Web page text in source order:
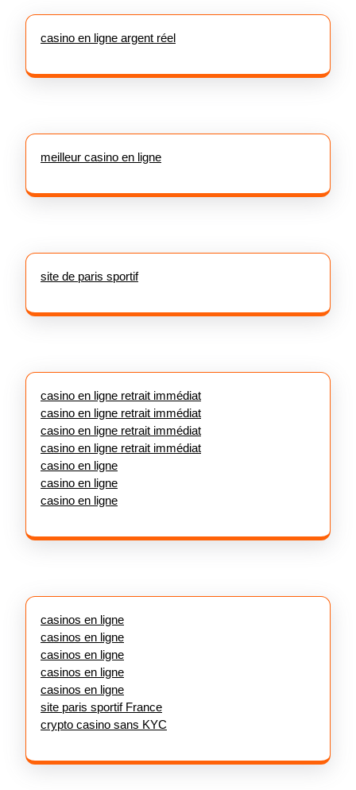
casino en ligne argent réel
meilleur casino en ligne
site de paris sportif
casino en ligne retrait immédiat
casino en ligne retrait immédiat
casino en ligne retrait immédiat
casino en ligne retrait immédiat
casino en ligne
casino en ligne
casino en ligne
casinos en ligne
casinos en ligne
casinos en ligne
casinos en ligne
casinos en ligne
site paris sportif France
crypto casino sans KYC